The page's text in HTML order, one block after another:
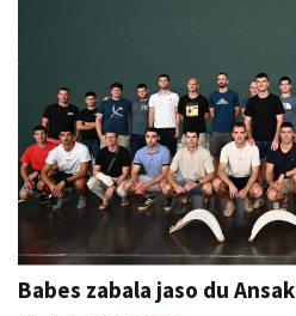
Babes zabala jaso du Ansak